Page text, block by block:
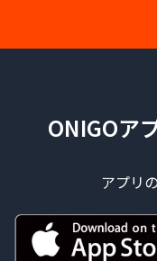
ONIGOア
アプリ